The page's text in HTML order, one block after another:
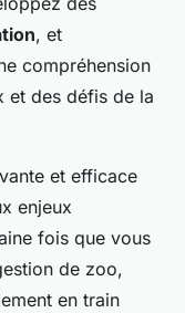
, et
compréhension
et des défis de la
et efficace
enjeux
fois que vous
de zoo,
en train